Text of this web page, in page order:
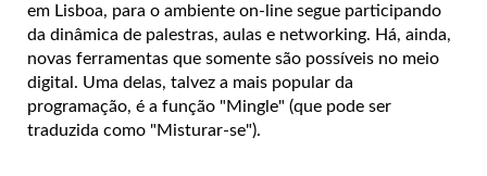
em Lisboa, para o ambiente on-line segue participando
da dinâmica de palestras, aulas e networking. Há, ainda,
novas ferramentas que somente são possíveis no meio
digital. Uma delas, talvez a mais popular da
programação, é a função "Mingle" (que pode ser
traduzida como "Misturar-se").